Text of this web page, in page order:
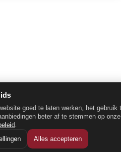
goed te laten werken, het gebruik
beter af te stemmen op onze
.
Alles accepteren